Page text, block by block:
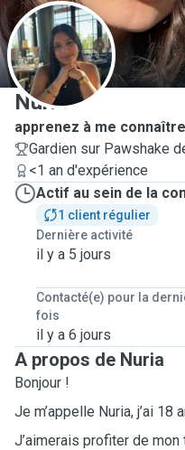
N
Nuria
apprenez à me
Gardien sur Pawshake
<1 an d'expérience
Actif au sein de la
1 client régulier
Dernière activité
il y a 5 jours
Contacté(e) pour la
fois
il y a 6 jours
A propos de Nuria
Bonjour !
Je m’appelle Nuria, j’ai
J’aimerais profiter de